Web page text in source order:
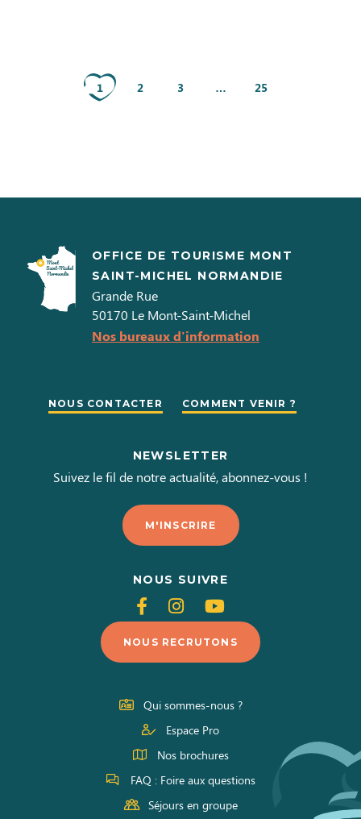
1 2 3 … 25
OFFICE DE TOURISME MONT
SAINT-MICHEL NORMANDIE
Grande Rue
50170 Le Mont-Saint-Michel
Nos bureaux d'information
NOUS CONTACTER COMMENT VENIR ?
NEWSLETTER
Suivez le fil de notre actualité, abonnez-vous !
M'INSCRIRE
NOUS SUIVRE
Suivez-
nous
sur
Facebook
Suivez-
nous
sur
Instagram
Suivez-
nous
sur
Youtube
NOUS RECRUTONS
Qui sommes-nous ?
Espace Pro
Nos brochures
FAQ : Foire aux questions
Séjours en groupe